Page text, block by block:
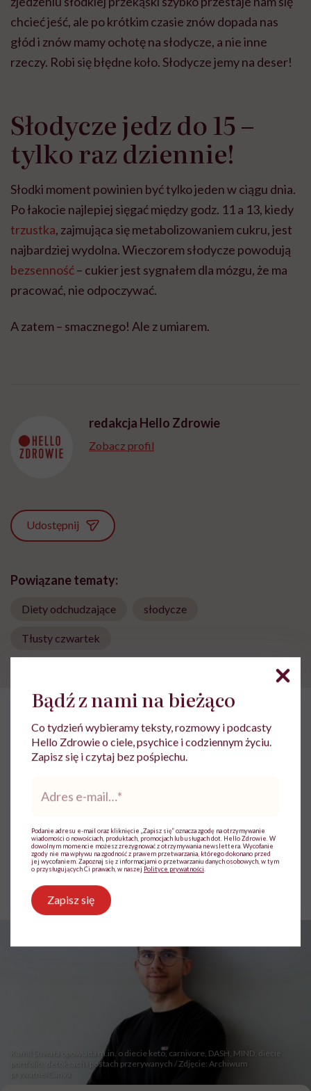
chcieć jeść, ale po krótkim czasie znów dopada nas
głód i znów mamy ochotę na słodycze, a nie inne
rzeczy. Robi się błędne koło. Słodycze jemy na deser!
Słodycze jedz do 15 –
tylko raz dziennie!
Słodki moment powinien być tylko jeden w ciągu dnia.
Po łakocie najlepiej sięgać między godz. 11 a 13, kiedy
trzustka, zajmująca się metabolizowaniem cukru, jest
najbardziej wydolna. Wieczorem słodycze powodują
bezsenność– cukier jest sygnałem dla mózgu, że ma
pracować, nie odpoczywać.
A zatem – smacznego! Ale z umiarem.
redakcja Hello Zdrowie
Zobacz profil
Udostępnij
Powiązane tematy:
Diety odchudzające słodycze
Tłusty czwartek
HelloZdrowie: Odżywianie › Diety › Kamil Suwała: „Wiele
Kamil Suwała: „Wiele modnych
mediach, łączą dwie rzeczy:
eliminacje i udziwnienia”
Marta Dragan
Aktualizacja:
Kamil Suwała opowiada m.in. o diecie keto, carnivore, DASH, MIND, diecie
portfolio, detoksach i postach przerywanych / Zdjęcie: Archiwum
Bądź z nami na bieżąco
Co tydzień wybieramy teksty, rozmowy i podcasty
Hello Zdrowie o ciele, psychice i codziennym życiu.
Zapisz się i czytaj bez pośpiechu.
mail*
Podanie adresu e-mail oraz kliknięcie „Zapisz się” oznacza zgodę na otrzymywanie
wiadomości o nowościach, produktach, promocjach lub usługach dot. Hello Zdrowie. W
dowolnym momencie możesz zrezygnować z otrzymywania newslettera. Wycofanie
zgody nie ma wpływu na zgodność z prawem przetwarzania, którego dokonano przed
jej wycofaniem. Zapoznaj się z informacjami o przetwarzaniu danych osobowych, w tym
o przysługujących Ci prawach, w naszej Polityce prywatności
Zapisz się